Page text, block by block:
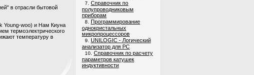
в отрасли бытовой
Young-woo) и Нам Киуна
термоэлектрического
температуру в
7. Справочник по
полупроводниковым
приборам
8. Программирование
однокристальных
микропроцессоров
9. UNILOGIC - Логический
анализатор для PC
10. Справочник по расчету
параметров катушек
индуктивности